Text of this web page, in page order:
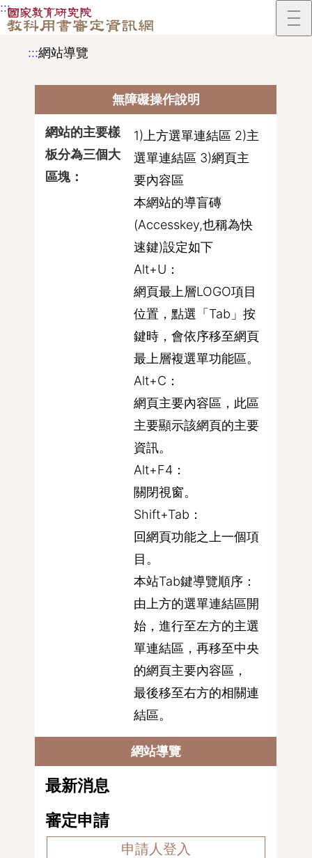
跳到主要內容區塊
:::
:::網站導覽
無障礙操作說明
1)上方選單連結區 2)主
選單連結區 3)網頁主
要內容區
本網站的導盲磚
(Accesskey,也稱為快
速鍵)設定如下
Alt+U：
網頁最上層LOGO項目
位置，點選「Tab」按
鍵時，會依序移至網頁
最上層複選單功能區。
Alt+C：
網頁主要內容區，此區
主要顯示該網頁的主要
資訊。
Alt+F4：
關閉視窗。
Shift+Tab：
回網頁功能之上一個項
目。
本站Tab鍵導覽順序：
由上方的選單連結區開
始，進行至左方的主選
單連結區，再移至中央
的網頁主要內容區，
最後移至右方的相關連
結區。
網站導覽
最新消息
審定申請
申請人登入